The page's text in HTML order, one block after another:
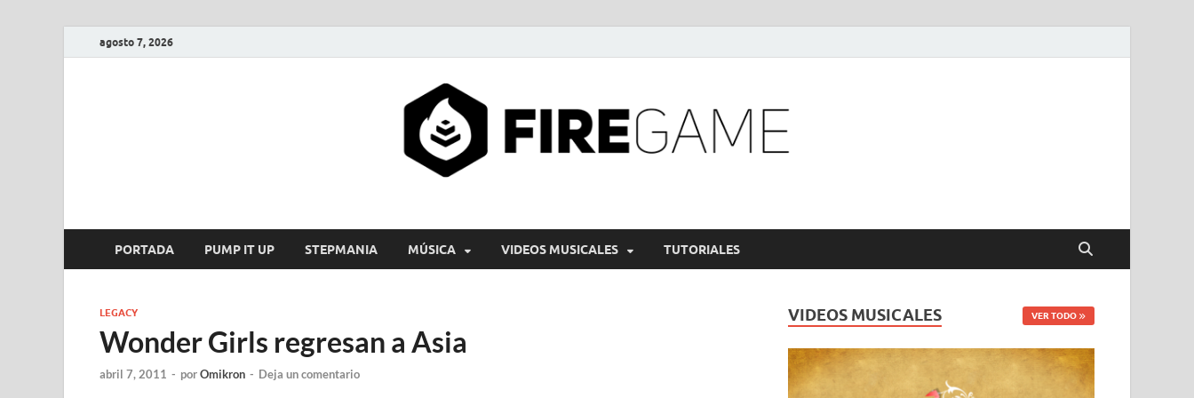
agosto 7, 2026
FIRE GAME
PORTADA PUMP IT UP STEPMANIA MÚSICA VIDEOS MUSICALES TUTORIALES
LEGACY
Wonder Girls regresan a Asia
abril 7, 2011 - porOmikron - Deja un comentario
VIDEOS MUSICALES VER TODO